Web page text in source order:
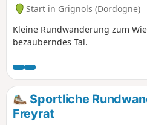
Start in Grignols (Dordogne)
Kleine Rundwanderung zum
bezauberndes Tal.
Sportliche
Freyrat